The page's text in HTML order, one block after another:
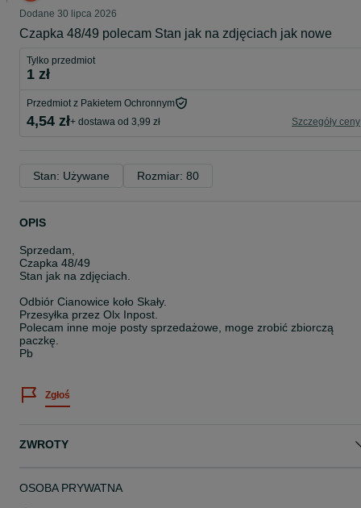
Dodane 30 lipca 2026
Czapka 48/49 polecam Stan jak na zdjęciach jak nowe
Tylko przedmiot
1 zł
Przedmiot z Pakietem Ochronnym
4,54 zł+ dostawa od 3,99 zł Szczegóły ceny
Stan: Używane Rozmiar: 80
OPIS
Sprzedam,
Czapka 48/49
Stan jak na zdjęciach.
Odbiór Cianowice koło Skały.
Przesyłka przez Olx Inpost.
Polecam inne moje posty sprzedażowe, moge zrobić zbiorczą
paczkę.
Pb
Zgłoś
ZWROTY
OSOBA PRYWATNA